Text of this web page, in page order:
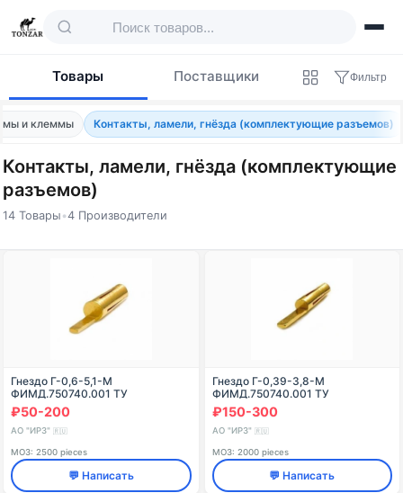
Товары Поставщики Фильтр
и клеммы Контакты, ламели, гнёзда (комплектующие разъемов)
Контакты, ламели, гнёзда (комплектующие
разъемов)
14 Товары •4 Производители
Гнездо Г-0,6-5,1-М
ФИМД.750740.001 ТУ
₽50-200
АО "ИРЗ" 🇷🇺
МОЗ: 2500 pieces
💬 Написать
Гнездо Г-0,39-3,8-М
ФИМД.750740.001 ТУ
₽150-300
АО "ИРЗ" 🇷🇺
МОЗ: 2000 pieces
💬 Написать